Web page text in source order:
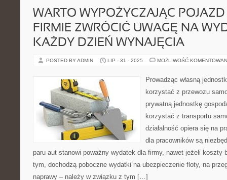
WARTO WYPOŻYCZAJĄC
FIRMIE ZWRÓCIĆ UWAGĘ NA
KAŻDY DZIEŃ WYNAJĘCIA
POSTED BY ADMIN LIP - 31 - 2025 MOŻLIWOŚĆ
Prowadząc własną
korzystać z przewozu
prywatną jednostkę
korzystać z transportu
działalność opiera się na
dla pracowników są
paru aut stanowi poważny wydatek dla firmy, nawet jeżeli koszty
tym, dochodzą poboczne wydatki na ubezpieczenie floty, na
naprawy – należy w związku z tym […]